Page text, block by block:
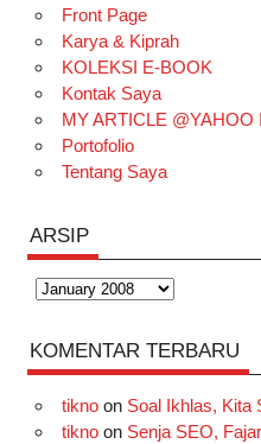
o
k
r
a
m
Front Page
Karya & Kiprah
KOLEKSI E-BOOK
Kontak Saya
MY ARTICLE @YAHOO
Portofolio
Tentang Saya
ARSIP
Arsip
KOMENTAR TERBARU
tiknoon Soal Ikhlas, Kita
tiknoon Senja SEO,